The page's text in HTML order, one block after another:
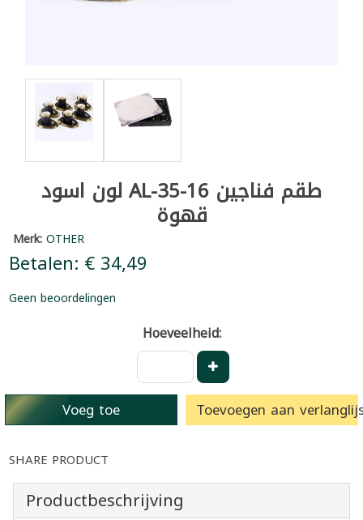
لون اسود AL-35-16 طقم فناجين
قهوة
Merk:OTHER
Betalen: € 34,49
Geen beoordelingen
Hoeveelheid:
Voeg toe Toevoegen aan
SHARE PRODUCT
Productbeschrijving